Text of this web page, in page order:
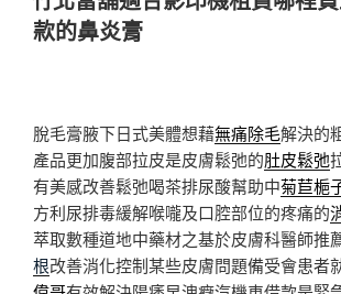
於
款的鼻炎膏
脫毛膏腋下日式美體想藉無痛除毛解決的
產品更加腹部拉皮是皮膚鬆弛的肚皮鬆弛
有美感改善鬆弛喝茶排尿酸幫助中菊苣梔
方利尿排毒緩解喉嚨及口腔部位的疼痛的
萃取數種道地中藥材之基於皮膚科醫師推
根改善消化控制某些皮膚問題備受會患者